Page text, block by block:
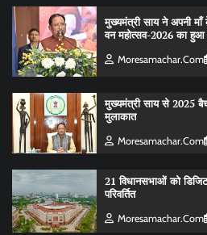
मुख्यमंत्री साय ने अपनी माँ
वन महोत्सव-2026 का हुआ
Moresamachar.com
मुख्यमंत्री साय से 2025
मुलाकात
Moresamachar.com
21 विधानसभाओं को
परिवर्तित
Moresamachar.com